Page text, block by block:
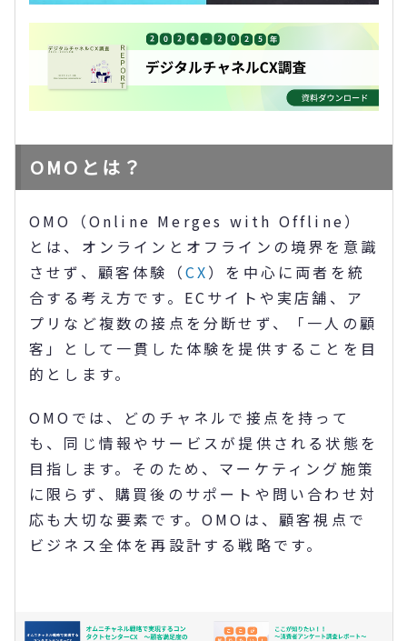
OMOとは？
OMO（Online Merges with Offline）
とは、オンラインとオフラインの境界を意識
させず、顧客体験（CX）を中心に両者を統
合する考え方です。ECサイトや実店舗、ア
プリなど複数の接点を分断せず、「一人の顧
客」として一貫した体験を提供することを目
的とします。
OMOでは、どのチャネルで接点を持って
も、同じ情報やサービスが提供される状態を
目指します。そのため、マーケティング施策
に限らず、購買後のサポートや問い合わせ対
応も大切な要素です。OMOは、顧客視点で
ビジネス全体を再設計する戦略です。